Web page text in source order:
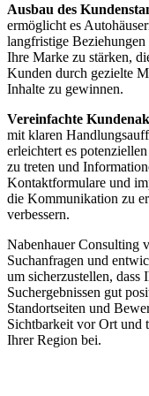
Ausbau des
ermöglicht es
langfristige Beziehungen
Ihre Marke zu stärken,
Kunden durch gezielte
Inhalte zu gewinnen.
Vereinfachte
mit klaren
erleichtert es
zu treten und
Kontaktformulare und
die Kommunikation zu
verbessern.
Nabenhauer Consulting
Suchanfragen und
um sicherzustellen, dass
Suchergebnissen gut
Standortseiten und
Sichtbarkeit vor Ort und
Ihrer Region bei.